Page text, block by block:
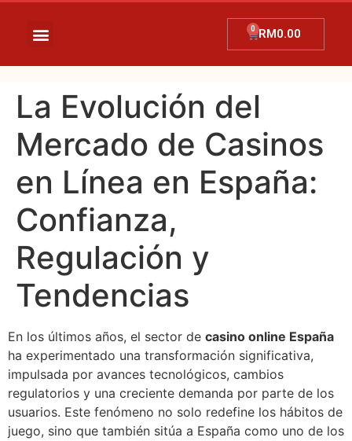
RM0.00
La Evolución del
Mercado de Casinos
en Línea en España:
Confianza,
Regulación y
Tendencias
En los últimos años, el sector de casino online España
ha experimentado una transformación significativa,
impulsada por avances tecnológicos, cambios
regulatorios y una creciente demanda por parte de los
usuarios. Este fenómeno no solo redefine los hábitos de
juego, sino que también sitúa a España como uno de los